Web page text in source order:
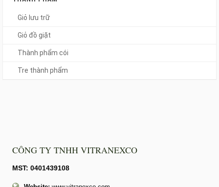
Giỏ lưu trữ
Giỏ đồ giặt
Thành phẩm cói
Tre thành phẩm
CÔNG TY TNHH VITRANEXCO
MST: 0401439108